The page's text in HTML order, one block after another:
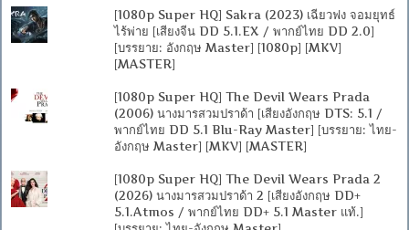
[1080p Super HQ] Sakra (2023) เฉียวฟง จอมยุทธ์
ไร้พ่าย [เสียงจีน DD 5.1.EX / พากย์ไทย DD 2.0]
[บรรยาย: อังกฤษ Master] [1080p] [MKV]
[MASTER]
[1080p Super HQ] The Devil Wears Prada
(2006) นางมารสวมปราด้า [เสียงอังกฤษ DTS: 5.1 /
พากย์ไทย DD 5.1 Blu-Ray Master] [บรรยาย: ไทย-
อังกฤษ Master] [MKV] [MASTER]
[1080p Super HQ] The Devil Wears Prada 2
(2026) นางมารสวมปราด้า 2 [เสียงอังกฤษ DD+
5.1.Atmos / พากย์ไทย DD+ 5.1 Master แท้.]